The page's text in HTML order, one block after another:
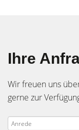
Ihre
Wir freuen uns
gerne zur